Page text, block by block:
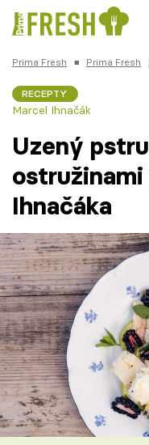
Česká kuchyně
Témata
Recepty
Články
TV Program
Škola vaření
Recepty z TV
Prima Fresh ■ Prima Fresh
RECEPTY
Marcel Ihnačák
Uzený
ostružinami
Ihnačáka